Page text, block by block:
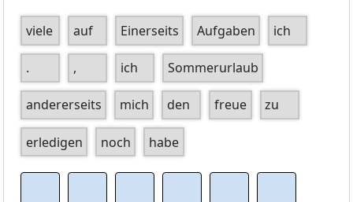
viele auf Einerseits Aufgaben ich
. , ich Sommerurlaub
andererseits mich den freue zu
erledigen noch habe